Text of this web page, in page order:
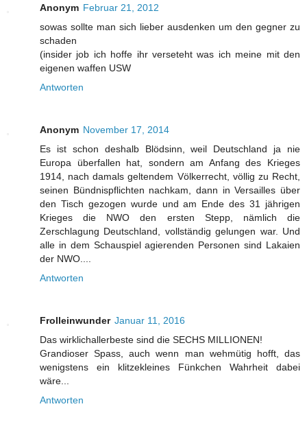
Anonym Februar 21, 2012
sowas sollte man sich lieber ausdenken um den gegner zu
schaden
(insider job ich hoffe ihr verseteht was ich meine mit den
eigenen waffen USW
Antworten
Anonym November 17, 2014
Es ist schon deshalb Blödsinn, weil Deutschland ja nie
Europa überfallen hat, sondern am Anfang des Krieges
1914, nach damals geltendem Völkerrecht, völlig zu Recht,
seinen Bündnispflichten nachkam, dann in Versailles über
den Tisch gezogen wurde und am Ende des 31 jährigen
Krieges die NWO den ersten Stepp, nämlich die
Zerschlagung Deutschland, vollständig gelungen war. Und
alle in dem Schauspiel agierenden Personen sind Lakaien
der NWO....
Antworten
Frolleinwunder Januar 11, 2016
Das wirklichallerbeste sind die SECHS MILLIONEN!
Grandioser Spass, auch wenn man wehmütig hofft, das
wenigstens ein klitzekleines Fünkchen Wahrheit dabei
wäre...
Antworten